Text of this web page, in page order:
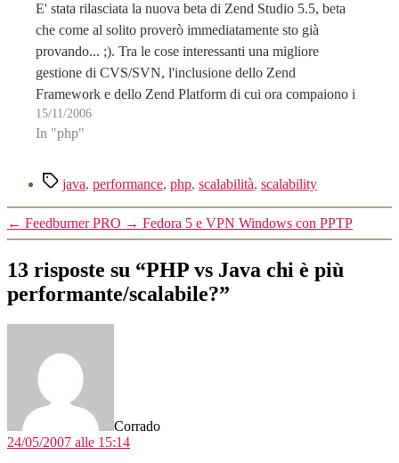
E' stata rilasciata la nuova beta di Zend Studio 5.5, beta
che come al solito proverò immediatamente sto già
provando... ;). Tra le cose interessanti una migliore
gestione di CVS/SVN, l'inclusione dello Zend
Framework e dello Zend Platform di cui ora compaiono i
menù nell'interfaccia inoltre è stato inserito supporto…
15/11/2006
In "php"
Tagjava, performance, php, scalabilità, scalability
← Feedburner PRO → Fedora 5 e VPN Windows con PPTP
13 risposte su “PHP vs Java chi è più
performante/scalabile?”
Corrado
24/05/2007 alle 15:14